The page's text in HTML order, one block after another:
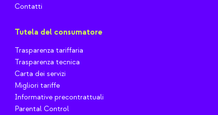
Contatti
Tutela del consumatore
Trasparenza tariffaria
Trasparenza tecnica
Carta dei servizi
Migliori tariffe
Informative precontrattuali
Parental Control